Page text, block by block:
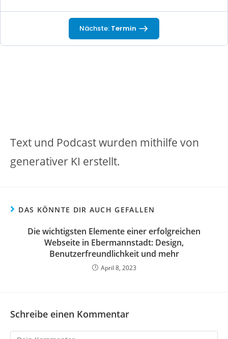
Nächste: Termin
Text und Podcast wurden mithilfe von
generativer KI erstellt.
DAS KÖNNTE DIR AUCH GEFALLEN
Die wichtigsten Elemente einer erfolgreichen
Webseite in Ebermannstadt: Design,
Benutzerfreundlichkeit und mehr
April 8, 2023
Schreibe einen Kommentar